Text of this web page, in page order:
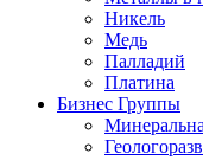
Никель
Медь
Палладий
Платина
Бизнес Группы